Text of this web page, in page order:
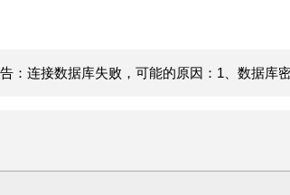
：连接数据库失败，可能的原因：1、数据库